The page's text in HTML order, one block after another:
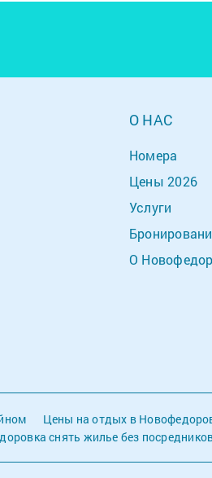
О НАС
Номера
Цены 2026
Услуги
О
Цены на отдых в
снять жилье без